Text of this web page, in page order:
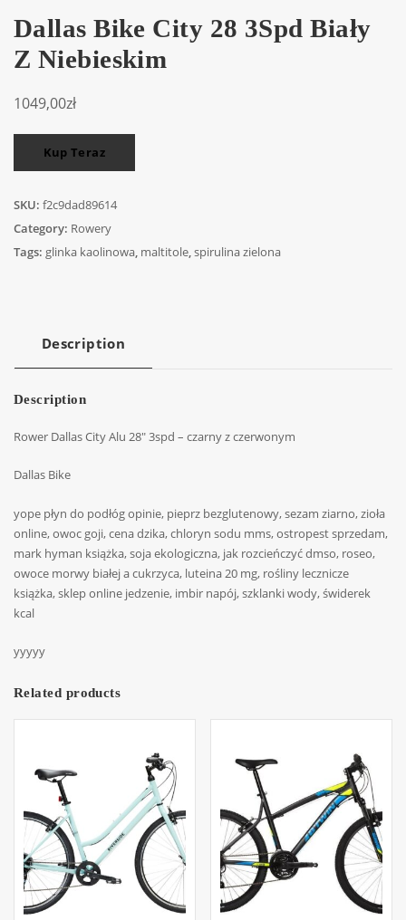
Dallas Bike City 28 3Spd Biały
Z Niebieskim
1049,00zł
Kup Teraz
SKU: f2c9dad89614
Category: Rowery
Tags: glinka kaolinowa, maltitole,spirulina zielona
Description
Description
Rower Dallas City Alu 28″ 3spd – czarny z czerwonym
Dallas Bike
yope płyn do podłóg opinie, pieprz bezglutenowy, sezam ziarno, zioła
online, owoc goji, cena dzika, chloryn sodu mms, ostropest sprzedam,
mark hyman książka, soja ekologiczna, jak rozcieńczyć dmso, roseo,
owoce morwy białej a cukrzyca, luteina 20 mg, rośliny lecznicze
książka, sklep online jedzenie, imbir napój, szklanki wody, świderek
kcal
yyyyy
Related products